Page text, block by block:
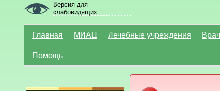
Версия для
слабовидящих
Главная МИАЦ Лечебные учреждения
Помощь